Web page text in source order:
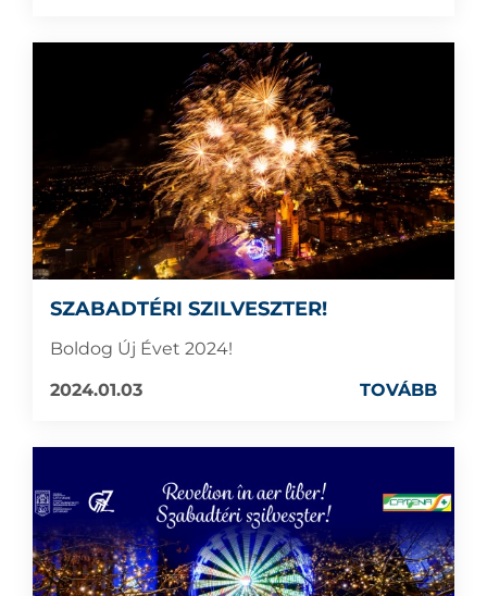
SZABADTÉRI SZILVESZTER!
Boldog Új Évet 2024!
2024.01.03
TOVÁBB